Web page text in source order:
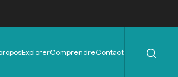
ExplorerComprendreContact